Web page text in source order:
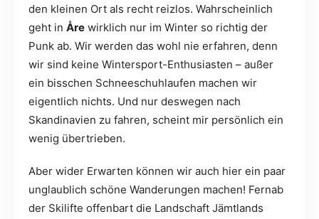
den kleinen Ort als recht reizlos. Wahrscheinlich
geht in Åre wirklich nur im Winter so richtig der
Punk ab. Wir werden das wohl nie erfahren, denn
wir sind keine Wintersport-Enthusiasten – außer
ein bisschen Schneeschuhlaufen machen wir
eigentlich nichts. Und nur deswegen nach
Skandinavien zu fahren, scheint mir persönlich ein
wenig übertrieben.
Aber wider Erwarten können wir auch hier ein paar
unglaublich schöne Wanderungen machen! Fernab
der Skilifte offenbart die Landschaft Jämtlands